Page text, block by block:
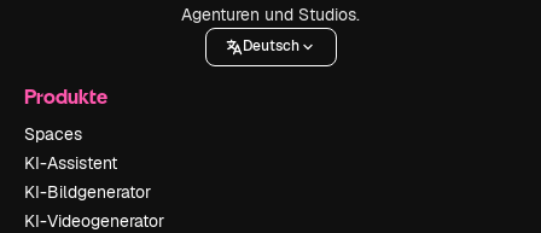
Agenturen und Studios.
Deutsch
Produkte
Spaces
KI-Assistent
KI-Bildgenerator
KI-Videogenerator